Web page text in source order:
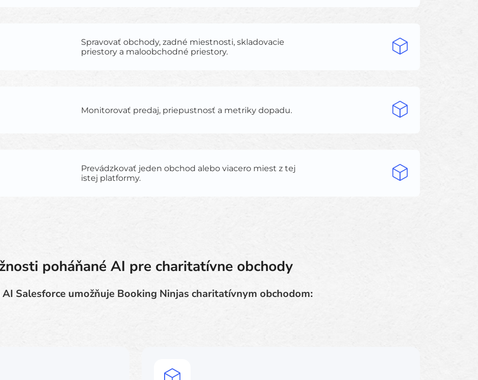
Spravovať obchody, zadné miestnosti, skladovacie
priestory a maloobchodné priestory.
Monitorovať predaj, priepustnosť a metriky dopadu.
Prevádzkovať jeden obchod alebo viacero miest z tej
istej platformy.
poháňané AI pre charitatívne obchody
Salesforce umožňuje Booking Ninjas charitatívnym obchodom: